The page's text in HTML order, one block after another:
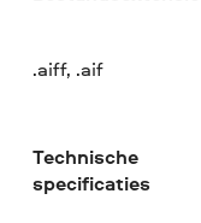
.aiff, .aif
Technische
specificaties